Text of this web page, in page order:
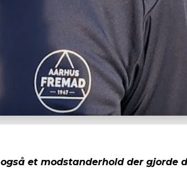
et modstanderhold der gjorde